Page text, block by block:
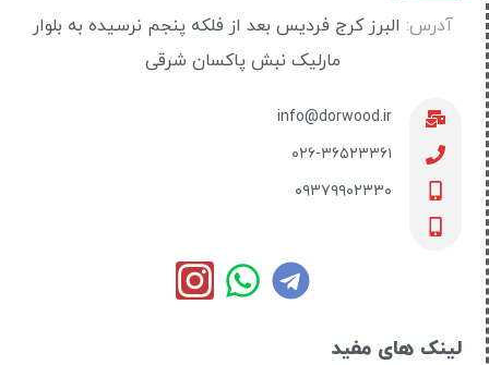
آدرس: البرز کرج فردیس بعد از فلکه پنجم نرسیده به بلوار
مارلیک نبش پاکسان شرقی
info@dorwood.ir
۰۲۶-۳۶۵۲۳۳۶۱
۰۹۳۷۹۹۰۲۳۳۰
لینک های مفید